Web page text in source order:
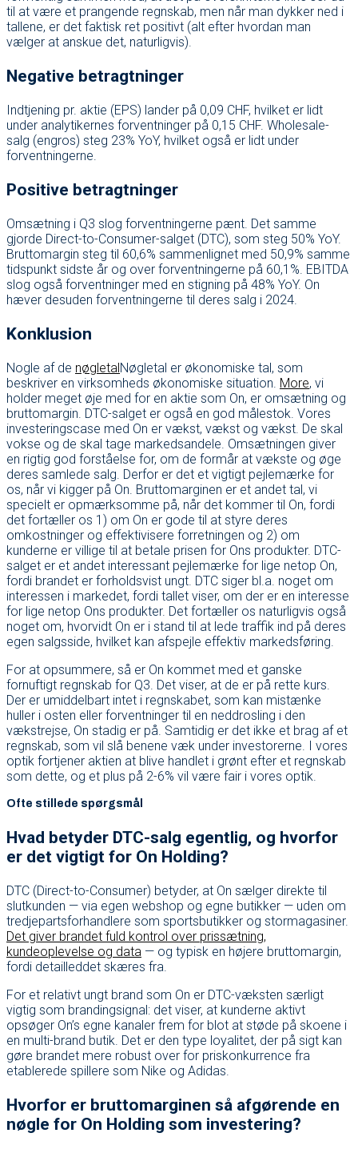
til at være et prangende regnskab, men når man dykker ned i
tallene, er det faktisk ret positivt (alt efter hvordan man
vælger at anskue det, naturligvis).
Negative betragtninger
Indtjening pr. aktie (EPS) lander på 0,09 CHF, hvilket er lidt
under analytikernes forventninger på 0,15 CHF. Wholesale-
salg (engros) steg 23% YoY, hvilket også er lidt under
forventningerne.
Positive betragtninger
Omsætning i Q3 slog forventningerne pænt. Det samme
gjorde Direct-to-Consumer-salget (DTC), som steg 50% YoY.
Bruttomargin steg til 60,6% sammenlignet med 50,9% samme
tidspunkt sidste år og over forventningerne på 60,1%. EBITDA
slog også forventninger med en stigning på 48% YoY. On
hæver desuden forventningerne til deres salg i 2024.
Konklusion
Nogle af de nøgletalNøgletal er økonomiske tal, som
beskriver en virksomheds økonomiske situation. More, vi
holder meget øje med for en aktie som On, er omsætning og
bruttomargin. DTC-salget er også en god målestok. Vores
investeringscase med On er vækst, vækst og vækst. De skal
vokse og de skal tage markedsandele. Omsætningen giver
en rigtig god forståelse for, om de formår at vækste og øge
deres samlede salg. Derfor er det et vigtigt pejlemærke for
os, når vi kigger på On. Bruttomarginen er et andet tal, vi
specielt er opmærksomme på, når det kommer til On, fordi
det fortæller os 1) om On er gode til at styre deres
omkostninger og effektivisere forretningen og 2) om
kunderne er villige til at betale prisen for Ons produkter. DTC-
salget er et andet interessant pejlemærke for lige netop On,
fordi brandet er forholdsvist ungt. DTC siger bl.a. noget om
interessen i markedet, fordi tallet viser, om der er en interesse
for lige netop Ons produkter. Det fortæller os naturligvis også
noget om, hvorvidt On er i stand til at lede traffik ind på deres
egen salgsside, hvilket kan afspejle effektiv markedsføring.
For at opsummere, så er On kommet med et ganske
fornuftigt regnskab for Q3. Det viser, at de er på rette kurs.
Der er umiddelbart intet i regnskabet, som kan mistænke
huller i osten eller forventninger til en neddrosling i den
vækstrejse, On stadig er på. Samtidig er det ikke et brag af et
regnskab, som vil slå benene væk under investorerne. I vores
optik fortjener aktien at blive handlet i grønt efter et regnskab
som dette, og et plus på 2-6% vil være fair i vores optik.
Ofte stillede spørgsmål
Hvad betyder DTC-salg egentlig, og hvorfor
er det vigtigt for On Holding?
DTC (Direct-to-Consumer) betyder, at On sælger direkte til
slutkunden — via egen webshop og egne butikker — uden om
tredjepartsforhandlere som sportsbutikker og stormagasiner.
Det giver brandet fuld kontrol over prissætning,
kundeoplevelse og data — og typisk en højere bruttomargin,
fordi detailleddet skæres fra.
For et relativt ungt brand som On er DTC-væksten særligt
vigtig som brandingsignal: det viser, at kunderne aktivt
opsøger On’s egne kanaler frem for blot at støde på skoene i
en multi-brand butik. Det er den type loyalitet, der på sigt kan
gøre brandet mere robust over for priskonkurrence fra
etablerede spillere som Nike og Adidas.
Hvorfor er bruttomarginen så afgørende en
nøgle for On Holding som investering?